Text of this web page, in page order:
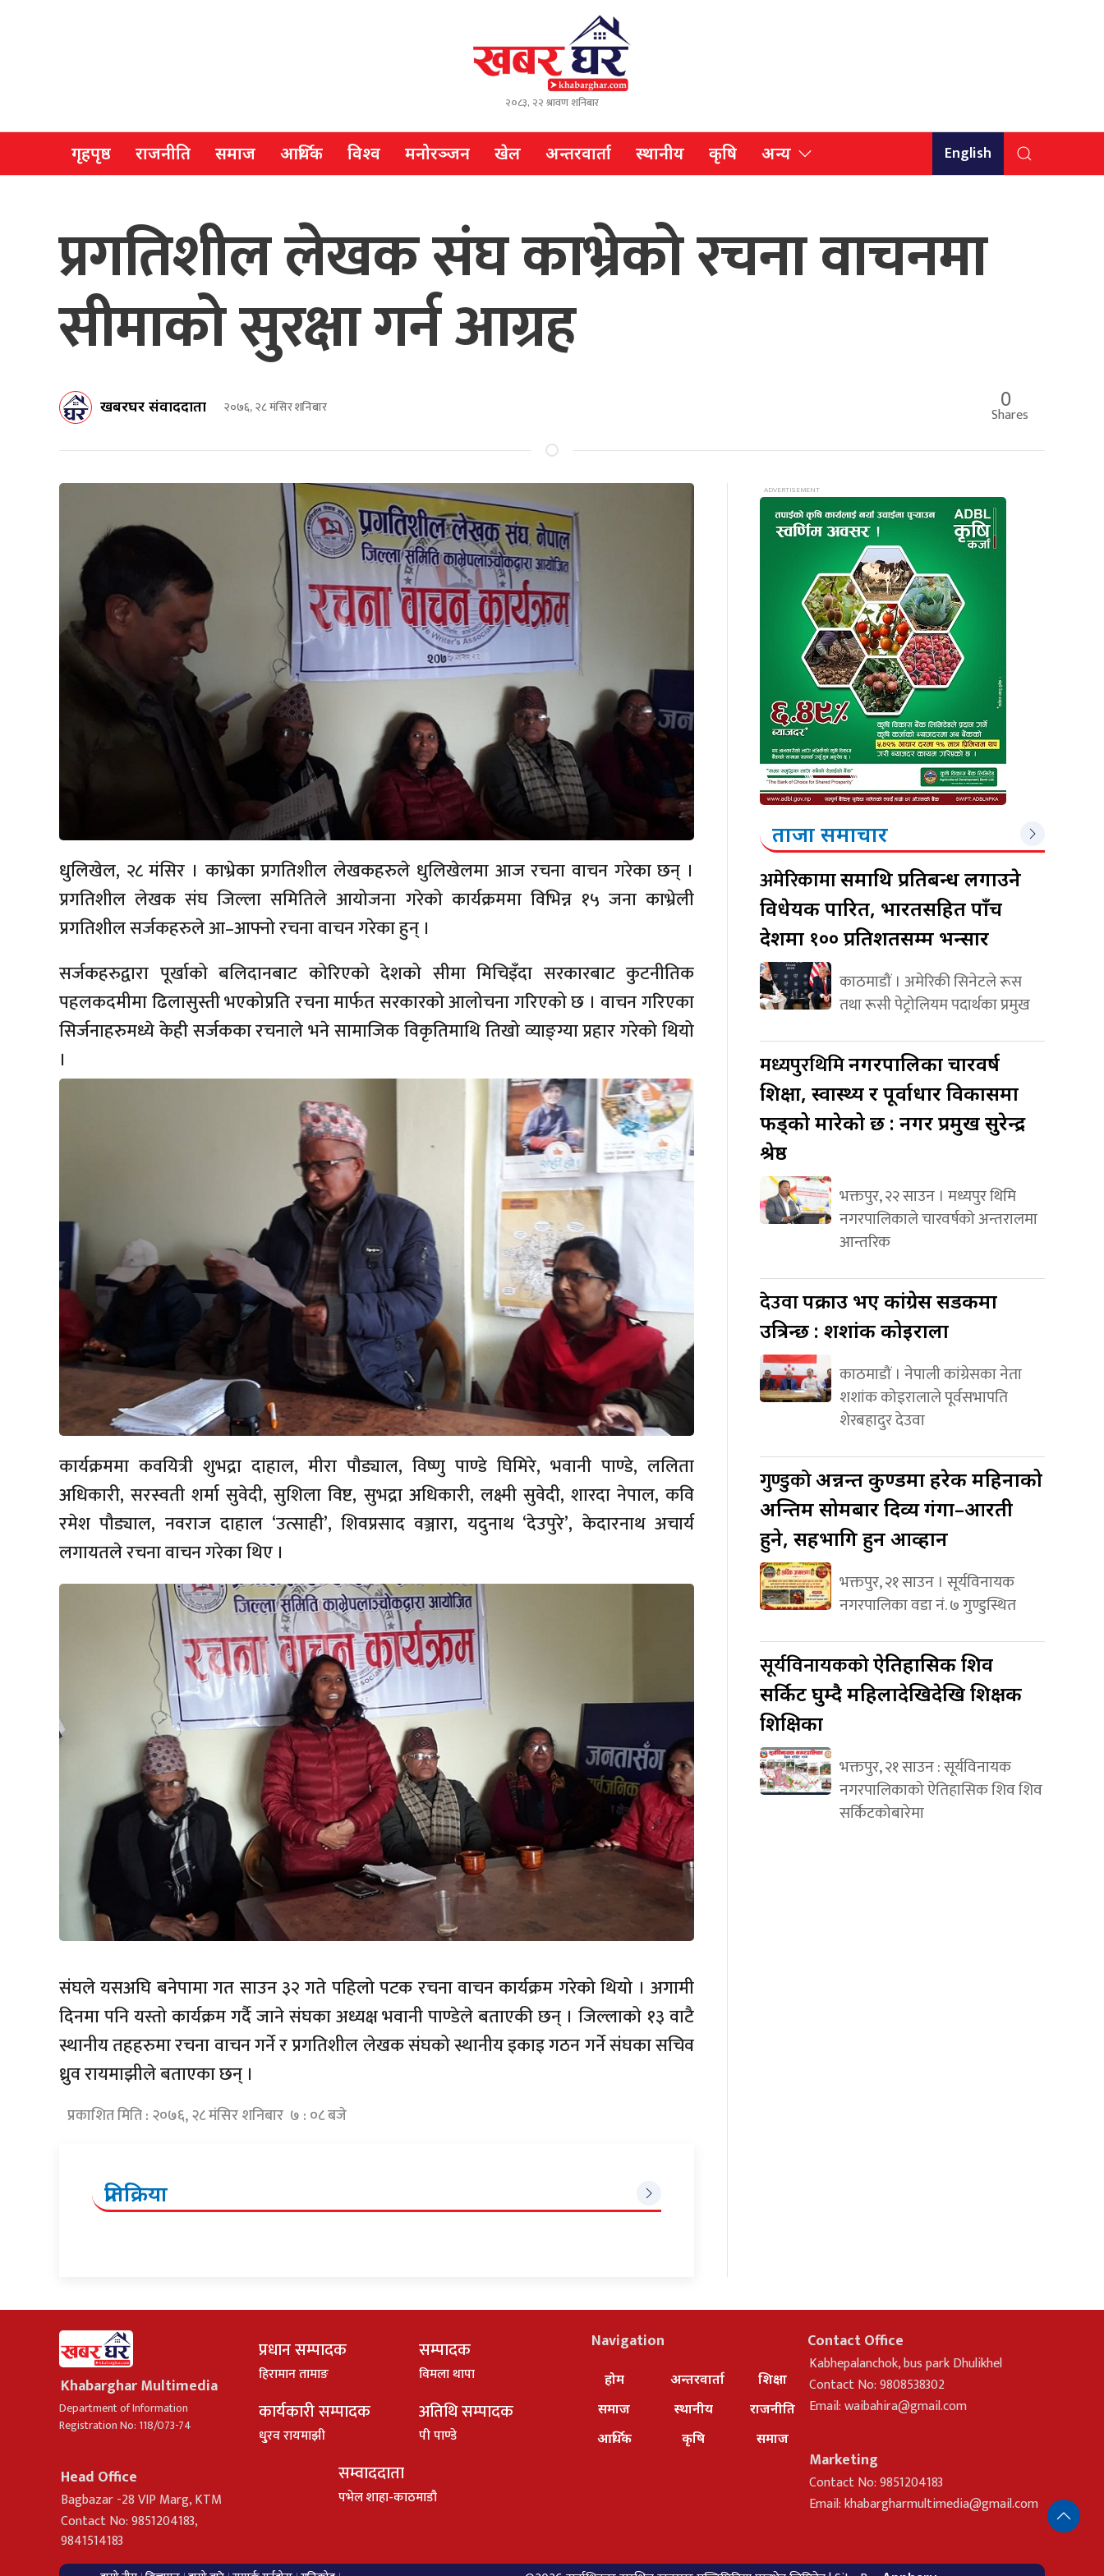
२०८३, २२ श्रावण शनिबार
गृहपृष्ठ राजनीति समाज आर्थिक विश्व मनोरञ्जन खेल अन्तरवार्ता स्थानीय कृषि अन्य English
प्रगतिशील लेखक संघ काभ्रेको रचना वाचनमा
सीमाको सुरक्षा गर्न आग्रह
खबरघर संवाददाता २०७६, २८ मंसिर शनिबार 0
Shares
धुलिखेल, २८ मंसिर । काभ्रेका प्रगतिशील लेखकहरुले धुलिखेलमा आज रचना वाचन गरेका छन् ।
प्रगतिशील लेखक संघ जिल्ला समितिले आयोजना गरेको कार्यक्रममा विभिन्न १५ जना काभ्रेली
प्रगतिशील सर्जकहरुले आ–आफ्नो रचना वाचन गरेका हुन् ।
सर्जकहरुद्वारा पूर्खाको बलिदानबाट कोरिएको देशको सीमा मिचिइँदा सरकारबाट कुटनीतिक
पहलकदमीमा ढिलासुस्ती भएकोप्रति रचना मार्फत सरकारको आलोचना गरिएको छ । वाचन गरिएका
सिर्जनाहरुमध्ये केही सर्जकका रचनाले भने सामाजिक विकृतिमाथि तिखो व्याङ्ग्या प्रहार गरेको थियो
।
कार्यक्रममा कवयित्री शुभद्रा दाहाल, मीरा पौड्याल, विष्णु पाण्डे घिमिरे, भवानी पाण्डे, ललिता
अधिकारी, सरस्वती शर्मा सुवेदी, सुशिला विष्ट, सुभद्रा अधिकारी, लक्ष्मी सुवेदी, शारदा नेपाल, कवि
रमेश पौड्याल, नवराज दाहाल ‘उत्साही’, शिवप्रसाद वञ्जारा, यदुनाथ ‘देउपुरे’, केदारनाथ अचार्य
लगायतले रचना वाचन गरेका थिए ।
संघले यसअघि बनेपामा गत साउन ३२ गते पहिलो पटक रचना वाचन कार्यक्रम गरेको थियो । अगामी
दिनमा पनि यस्तो कार्यक्रम गर्दै जाने संघका अध्यक्ष भवानी पाण्डेले बताएकी छन् । जिल्लाको १३ वाटै
स्थानीय तहहरुमा रचना वाचन गर्ने र प्रगतिशील लेखक संघको स्थानीय इकाइ गठन गर्ने संघका सचिव
ध्रुव रायमाझीले बताएका छन् ।
प्रकाशित मिति : २०७६, २८ मंसिर शनिबार ७ : ०८ बजे
प्रतिक्रिया
ताजा समाचार
अमेरिकामारूसमाथि प्रतिबन्ध लगाउने
विधेयक पारित, भारतसहित पाँच
देशमा १०० प्रतिशतसम्म भन्सार
काठमाडौं । अमेरिकी सिनेटले रूस
तथा रूसी पेट्रोलियम पदार्थका प्रमुख
मध्यपुरथिमिनगरपालिका चारवर्ष
शिक्षा, स्वास्थ्य र पूर्वाधार विकासमा
फड्को मारेको छ : नगर प्रमुख सुरेन्द्र
श्रेष्ठ
भक्तपुर, २२ साउन । मध्यपुर थिमि
नगरपालिकाले चारवर्षको अन्तरालमा
आन्तरिक
देउवापक्राउ भए कांग्रेस सडकमा
उत्रिन्छ : शशांक कोइराला
काठमाडौं । नेपाली कांग्रेसका नेता
शशांक कोइरालाले पूर्वसभापति
शेरबहादुर देउवा
गुण्डुकोअन्नन्त कुण्डमा हरेक महिनाको
अन्तिम सोमबार दिव्य गंगा–आरती
हुने, सहभागि हुन आव्हान
भक्तपुर, २१ साउन । सूर्यविनायक
नगरपालिका वडा नं. ७ गुण्डुस्थित
सूर्यविनायककोऐतिहासिक शिव
सर्किट घुम्दै महिलादेखिदेखि शिक्षक
शिक्षिका
भक्तपुर, २१ साउन : सूर्यविनायक
नगरपालिकाको ऐतिहासिक शिव शिव
सर्किटकोबारेमा
Khabarghar Multimedia
Department of Information
Registration No: 118/073-74
Head Office
Bagbazar -28 VIP Marg, KTM
Contact No: 9851204183,
9841514183
प्रधान सम्पादक
हिरामान तामाङ
सम्पादक
विमला थापा
कार्यकारी सम्पादक
धु्रव रायमाझी
अतिथि सम्पादक
पी पाण्डे
सम्वाददाता
पभेल शाहा-काठमाडौ
Navigation
होम
समाज
आर्थिक
अन्तरवार्ता
स्थानीय
कृषि
शिक्षा
राजनीति
समाज
Contact Office
Kabhepalanchok, bus park Dhulikhel
Contact No: 9808538302
Email:waibahira@gmail.com
Marketing
Contact No: 9851204183
Email:khabargharmultimedia@gmail.com